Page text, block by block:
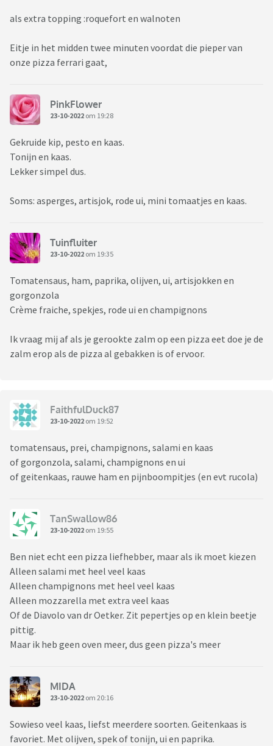
als extra topping :roquefort en walnoten
Eitje in het midden twee minuten voordat die pieper van
onze pizza ferrari gaat,
PinkFlower
23-10-2022 om 19:28
Gekruide kip, pesto en kaas.
Tonijn en kaas.
Lekker simpel dus.
Soms: asperges, artisjok, rode ui, mini tomaatjes en kaas.
Tuinfluiter
23-10-2022 om 19:35
Tomatensaus, ham, paprika, olijven, ui, artisjokken en
gorgonzola
Crème fraiche, spekjes, rode ui en champignons
Ik vraag mij af als je gerookte zalm op een pizza eet doe je de
zalm erop als de pizza al gebakken is of ervoor.
FaithfulDuck87
23-10-2022 om 19:52
tomatensaus, prei, champignons, salami en kaas
of gorgonzola, salami, champignons en ui
of geitenkaas, rauwe ham en pijnboompitjes (en evt rucola)
TanSwallow86
23-10-2022 om 19:55
Ben niet echt een pizza liefhebber, maar als ik moet kiezen
Alleen salami met heel veel kaas
Alleen champignons met heel veel kaas
Alleen mozzarella met extra veel kaas
Of de Diavolo van dr Oetker. Zit pepertjes op en klein beetje
pittig.
Maar ik heb geen oven meer, dus geen pizza's meer
MIDA
23-10-2022 om 20:16
Sowieso veel kaas, liefst meerdere soorten. Geitenkaas is
favoriet. Met olijven, spek of tonijn, ui en paprika.